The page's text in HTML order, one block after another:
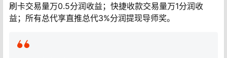
刷卡交易量万0.5分润收益；快捷收款交易量万1分润收
益；所有总代享直推总代3%分润提现导师奖。